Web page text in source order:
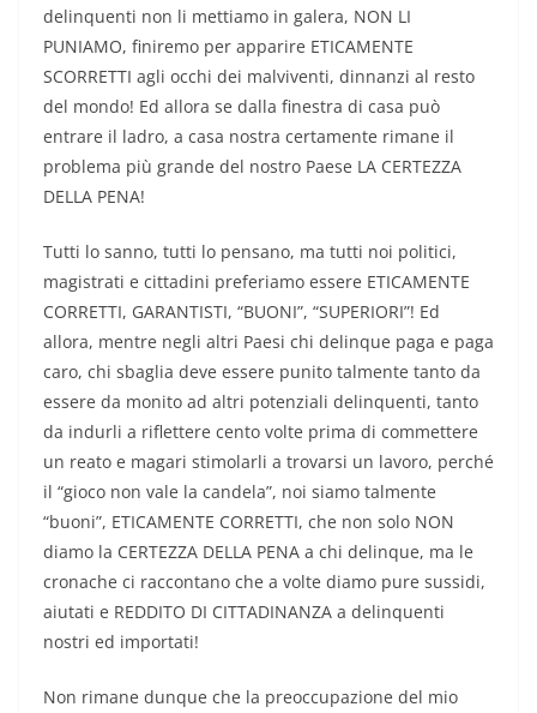
delinquenti non li mettiamo in galera, NON LI
PUNIAMO, finiremo per apparire ETICAMENTE
SCORRETTI agli occhi dei malviventi, dinnanzi al resto
del mondo! Ed allora se dalla finestra di casa può
entrare il ladro, a casa nostra certamente rimane il
problema più grande del nostro Paese LA CERTEZZA
DELLA PENA!
Tutti lo sanno, tutti lo pensano, ma tutti noi politici,
magistrati e cittadini preferiamo essere ETICAMENTE
CORRETTI, GARANTISTI, “BUONI”, “SUPERIORI”! Ed
allora, mentre negli altri Paesi chi delinque paga e paga
caro, chi sbaglia deve essere punito talmente tanto da
essere da monito ad altri potenziali delinquenti, tanto
da indurli a riflettere cento volte prima di commettere
un reato e magari stimolarli a trovarsi un lavoro, perché
il “gioco non vale la candela”, noi siamo talmente
“buoni”, ETICAMENTE CORRETTI, che non solo NON
diamo la CERTEZZA DELLA PENA a chi delinque, ma le
cronache ci raccontano che a volte diamo pure sussidi,
aiutati e REDDITO DI CITTADINANZA a delinquenti
nostri ed importati!
Non rimane dunque che la preoccupazione del mio